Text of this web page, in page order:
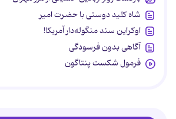
شاه کلید دوستی با حضرت امیر
اوکراین سند منگوله‌دار آمریکا!
آگاهی بدون فرسودگی
فرمول شکست پنتاگون